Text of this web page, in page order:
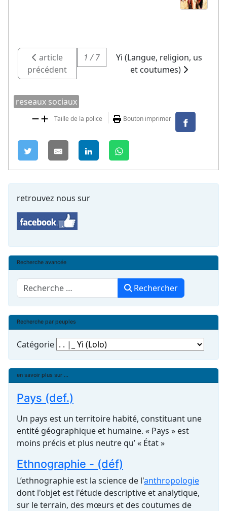
article
précédent
1 / 7
Yi (Langue, religion, us
et coutumes)
reseaux sociaux
Taille de la police Bouton imprimer
retrouvez nous sur
Recherche avancée
Rechercher Rechercher
Recherche par peuples
Catégorie
en savoir plus sur ...
Pays (def.)
Un pays est un territoire habité, constituant une
entité géographique et humaine. « Pays » est
moins précis et plus neutre qu’ « État »
Ethnographie - (déf)
L’ethnographie est la science de l'anthropologie
dont l'objet est l'étude descriptive et analytique,
sur le terrain, des mœurs et des coutumes de